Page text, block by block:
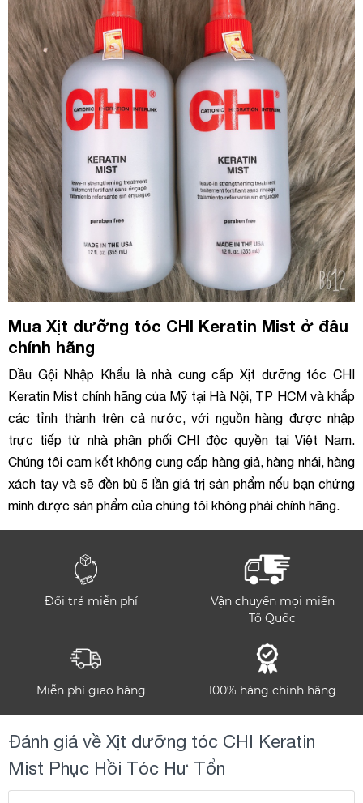
Mua Xịt dưỡng tóc CHI Keratin Mist ở đâu
chính hãng
Dầu Gội Nhập Khẩu là nhà cung cấp Xịt dưỡng tóc CHI
Keratin Mist chính hãng của Mỹ tại Hà Nội, TP HCM và khắp
các tỉnh thành trên cả nước, với nguồn hàng được nhập
trực tiếp từ nhà phân phối CHI độc quyền tại Việt Nam.
Chúng tôi cam kết không cung cấp hàng giả, hàng nhái, hàng
xách tay và sẽ đền bù 5 lần giá trị sản phẩm nếu bạn chứng
minh được sản phẩm của chúng tôi không phải chính hãng.
Đổi trả miễn phí
Vận chuyển mọi miền
Tổ Quốc
Miễn phí giao hàng 100% hàng chính hãng
Đánh giá về Xịt dưỡng tóc CHI Keratin
Mist Phục Hồi Tóc Hư Tổn